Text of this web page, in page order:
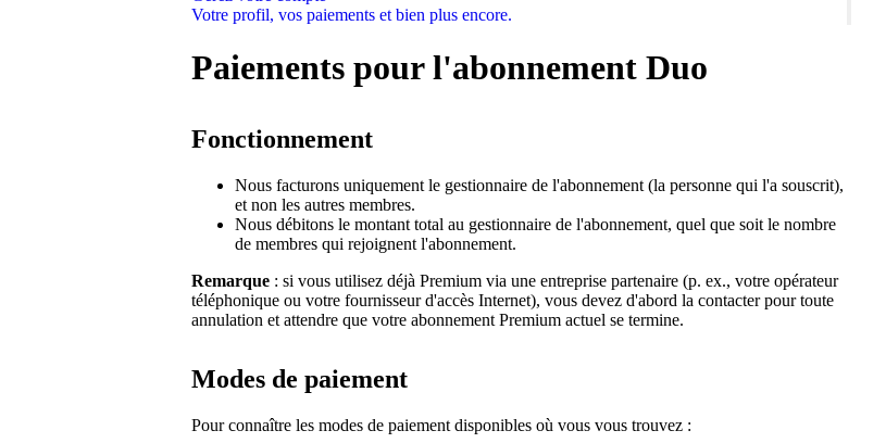
Votre profil, vos paiements et bien plus encore.
Paiements pour l'abonnement Duo
Fonctionnement
Nous facturons uniquement le gestionnaire de l'abonnement (la personne qui l'a souscrit),
et non les autres membres.
Nous débitons le montant total au gestionnaire de l'abonnement, quel que soit le nombre
de membres qui rejoignent l'abonnement.
Remarque : si vous utilisez déjà Premium via une entreprise partenaire (p. ex., votre opérateur
téléphonique ou votre fournisseur d'accès Internet), vous devez d'abord la contacter pour toute
annulation et attendre que votre abonnement Premium actuel se termine.
Modes de paiement
Pour connaître les modes de paiement disponibles où vous vous trouvez :